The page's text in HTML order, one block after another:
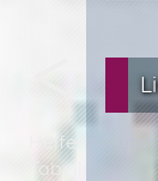
Helferlein und
Tabellen